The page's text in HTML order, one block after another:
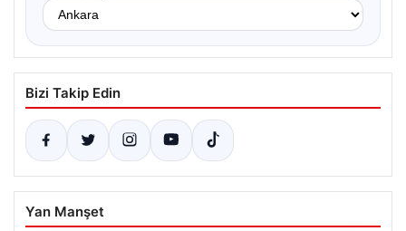
Bizi Takip Edin
Yan Manşet